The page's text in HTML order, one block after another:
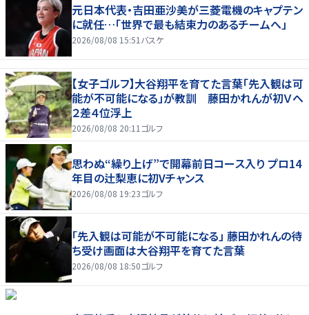
元日本代表・吉田亜沙美が三菱電機のキャプテン
に就任…「世界で最も結束力のあるチームへ」
2026/08/08 15:51 バスケ
【女子ゴルフ】大谷翔平を育てた言葉「先入観は可
能が不可能になる」が教訓 藤田かれんが初Ｖへ
２差４位浮上
2026/08/08 20:11ゴルフ
思わぬ“繰り上げ”で開幕前日コース入り プロ14
年目の辻梨恵に初Vチャンス
2026/08/08 19:23ゴルフ
「先入観は可能が不可能になる」 藤田かれんの待
ち受け画面は大谷翔平を育てた言葉
2026/08/08 18:50ゴルフ